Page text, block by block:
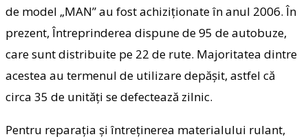
de model „MAN” au fost achiziționate în anul 2006. În
prezent, Întreprinderea dispune de 95 de autobuze,
care sunt distribuite pe 22 de rute. Majoritatea dintre
acestea au termenul de utilizare depășit, astfel că
circa 35 de unități se defectează zilnic.
Pentru reparația și întreținerea materialului rulant,